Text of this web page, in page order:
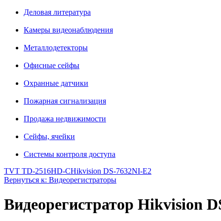
Деловая литература
Камеры видеонаблюдения
Металлодетекторы
Офисные сейфы
Охранные датчики
Пожарная сигнализация
Продажа недвижимости
Сейфы, ячейки
Системы контроля доступа
TVT TD-2516HD-CHikvision DS-7632NI-E2
Вернуться к: Видеорегистраторы
Видеорегистратор Hikvision